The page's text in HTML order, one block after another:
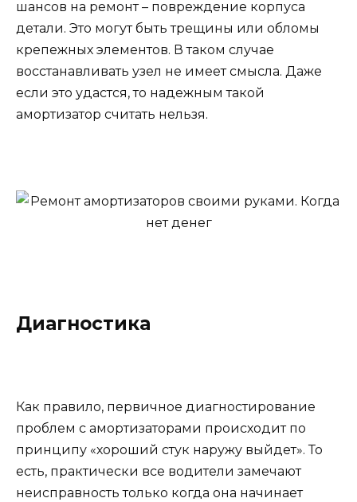
шансов на ремонт – повреждение корпуса
детали. Это могут быть трещины или обломы
крепежных элементов. В таком случае
восстанавливать узел не имеет смысла. Даже
если это удастся, то надежным такой
амортизатор считать нельзя.
Диагностика
Как правило, первичное диагностирование
проблем с амортизаторами происходит по
принципу «хороший стук наружу выйдет». То
есть, практически все водители замечают
неисправность только когда она начинает